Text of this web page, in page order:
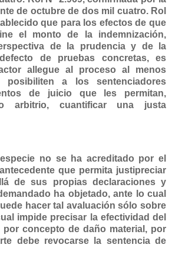
de octubre de dos mil cuatro. Rol
que para los efectos de que
el monto de la indemnización,
de la prudencia y de la
de pruebas concretas, es
allegue al proceso al menos
posibiliten a los sentenciadores
de juicio que les permitan,
arbitrio, cuantificar una justa
no se ha acreditado por el
que permita justipreciar
de sus propias declaraciones y
ha objetado, ante lo cual
hacer tal avaluación sólo sobre
impide precisar la efectividad del
por concepto de daño material, por
debe revocarse la sentencia de